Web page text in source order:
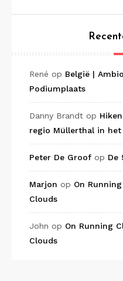
René op België |
Podiumplaats
Danny Brandt op
regio Müllerthal in
Peter De Groof op De
Marjon op On
Clouds
John op On Running
Clouds